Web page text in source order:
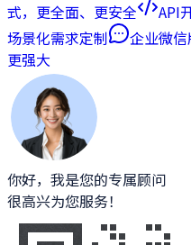
式，更全面、更安全
API
场景化需求定制
企业微信
更强大
你好，我是您的专属顾问
很高兴为您服务！